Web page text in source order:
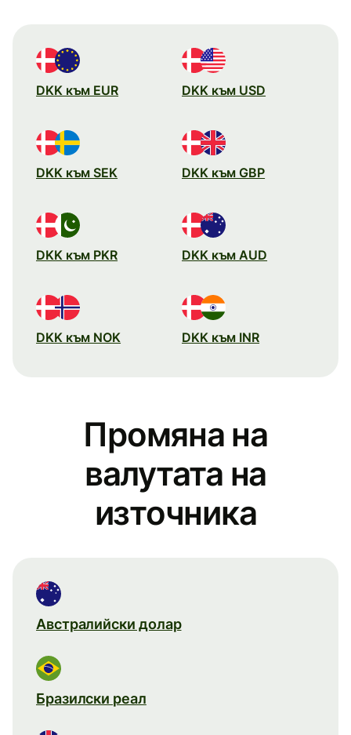
DKK към EUR DKK към USD
DKK към SEK DKK към GBP
DKK към PKR DKK към AUD
DKK към NOK DKK към INR
Промяна на
валутата на
източника
Австралийски долар
Бразилски реал